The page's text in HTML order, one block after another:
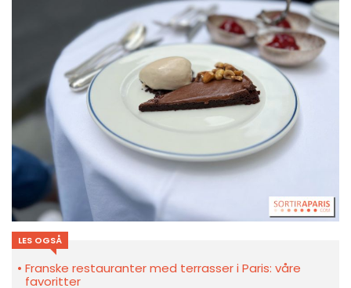
LES OGSÅ
Franske restauranter med terrasser i Paris: våre
favoritter